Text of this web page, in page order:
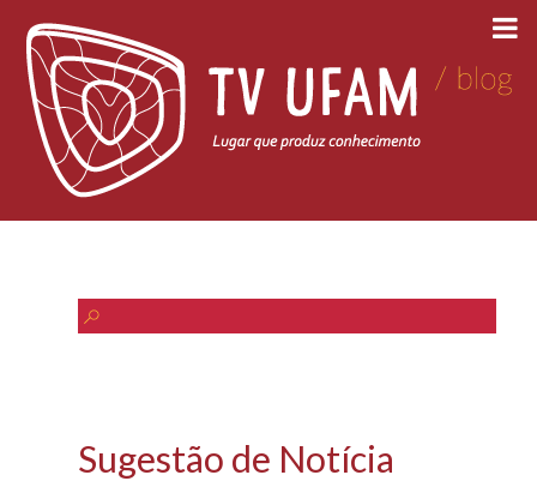
Sugestão de Notícia